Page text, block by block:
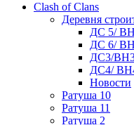
Clash of Clans
Деревня
ДС 5/
ДС 6/
ДС3/
ДС4/
Новости
Ратуша 10
Ратуша 11
Ратуша 2